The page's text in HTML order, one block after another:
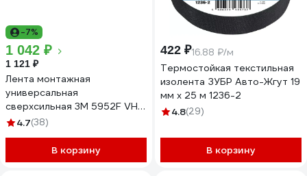
-7%
1 042 ₽
1 121 ₽
Лента монтажная
универсальная
сверхсильная 3М 5952F VHB,
черная, 19 мм х 3 м 5952193
4.7(38)
В корзину
422 ₽16.88 ₽/м
Термостойкая текстильная
изолента ЗУБР Авто-Жгут 19
мм х 25 м 1236-2
4.8(29)
В корзину